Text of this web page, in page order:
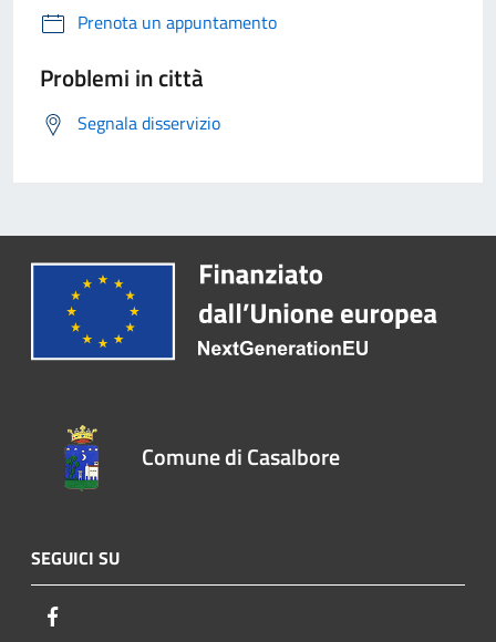
Prenota un appuntamento
Problemi in città
Segnala disservizio
Comune di Casalbore
SEGUICI SU